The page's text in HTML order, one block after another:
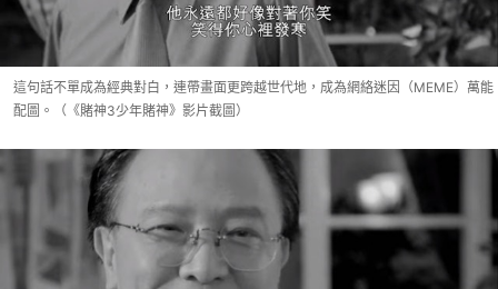
這句話不單成為經典對白，連帶畫面更跨越世代地，成為網絡迷因（MEME）萬能
配圖。（《賭神3少年賭神》影片截圖）